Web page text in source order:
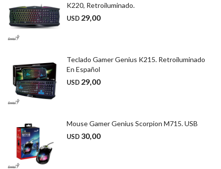
K220, Retroiluminado.
USD 29,00
Teclado Gamer Genius K215. Retroiluminado
En Español
USD 29,00
Mouse Gamer Genius Scorpion M715. USB
USD 30,00